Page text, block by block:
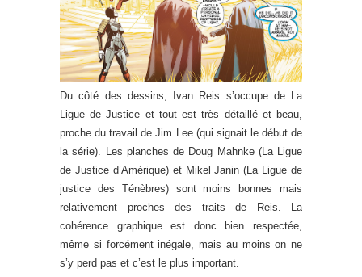
Du côté des dessins, Ivan Reis s’occupe de La
Ligue de Justice et tout est très détaillé et beau,
proche du travail de Jim Lee (qui signait le début de
la série). Les planches de Doug Mahnke (La Ligue
de Justice d’Amérique) et Mikel Janin (La Ligue de
justice des Ténèbres) sont moins bonnes mais
relativement proches des traits de Reis. La
cohérence graphique est donc bien respectée,
même si forcément inégale, mais au moins on ne
s’y perd pas et c’est le plus important.